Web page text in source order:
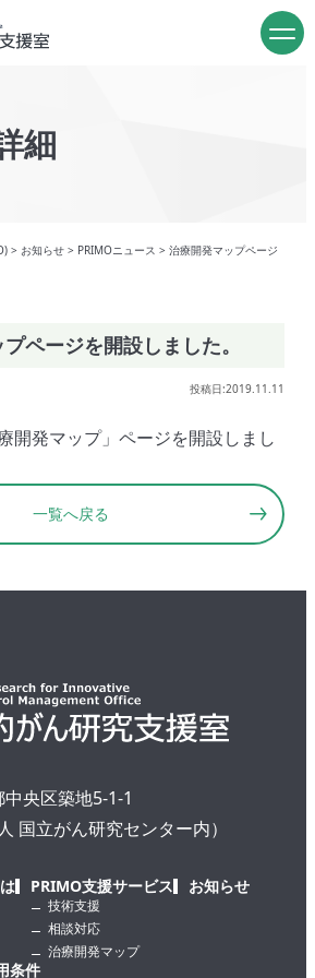
細
> お知らせ > PRIMOニュース > 治療開発マップページ
ページを開設しました。
投稿日:2019.11.11
開発マップ」ページを開設しまし
一覧へ戻る
央区築地5-1-1
国立がん研究センター内）
PRIMO支援サービス
技術支援
相談対応
治療開発マップ
お知らせ
条件